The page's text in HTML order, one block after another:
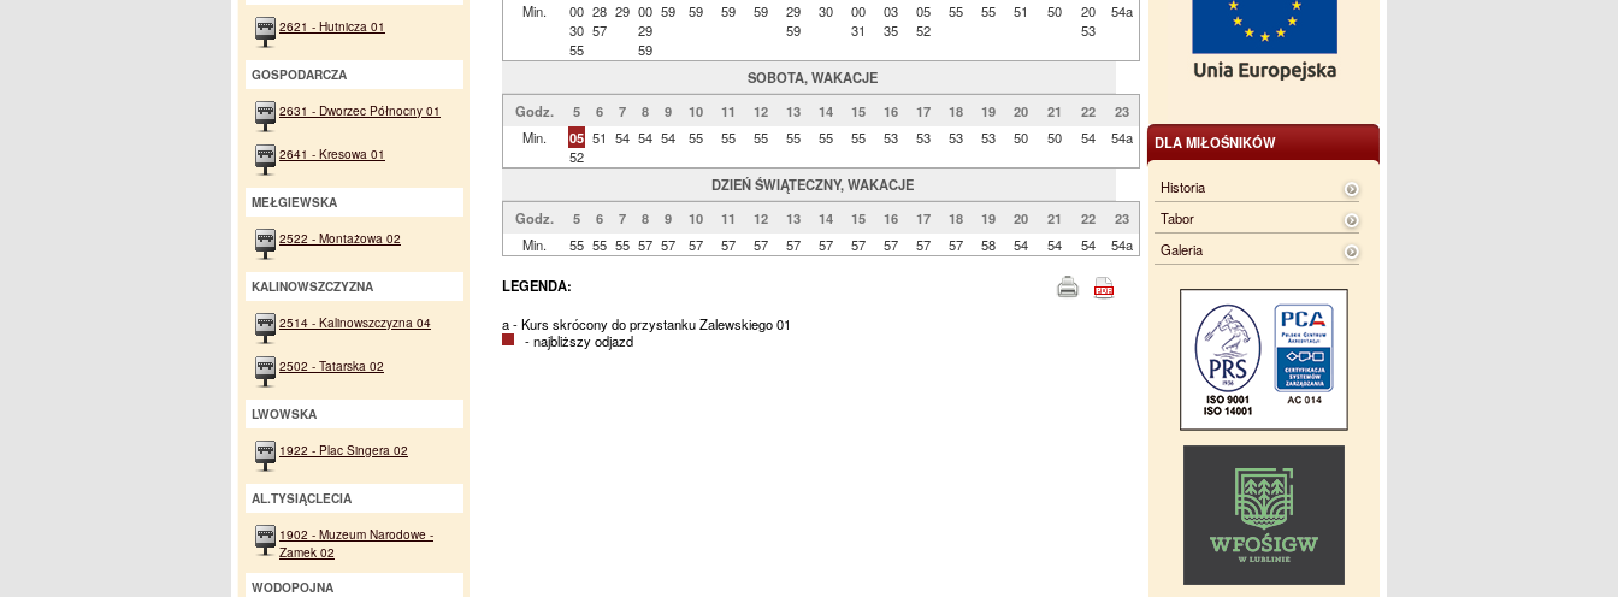
DLA MIŁOŚNIKÓW
Historia
Tabor
Galeria
Min.
00
30
55
28
57
29 00
29
59
59 59 59 59
29
59
30
00
31
03
35
05
52
55 55 51 50
20
53
54a
SOBOTA, WAKACJE
Godz.
5 6 7 8 9 10 11 12 13 14 15 16 17 18 19 20 21 22
23
Min.
05
52
51 54 54 54 55 55 55 55 55 55 53 53 53 53 50 50 54 54a
DZIEŃ ŚWIĄTECZNY, WAKACJE
Godz.
5 6 7 8 9 10 11 12 13 14 15 16 17 18 19 20 21 22
23
Min.
55 55 55 57 57 57 57 57 57 57 57 57 57 57 58 54 54 54 54a
LEGENDA:
a - Kurs skrócony do przystanku Zalewskiego 01
- najbliższy odjazd
2621 - Hutnicza 01
GOSPODARCZA
2631 - Dworzec Północny 01
2641 - Kresowa 01
MEŁGIEWSKA
2522 - Montażowa 02
KALINOWSZCZYZNA
2514 - Kalinowszczyzna 04
2502 - Tatarska 02
LWOWSKA
1922 - Plac Singera 02
AL.TYSIĄCLECIA
1902 - Muzeum Narodowe -
Zamek 02
WODOPOJNA